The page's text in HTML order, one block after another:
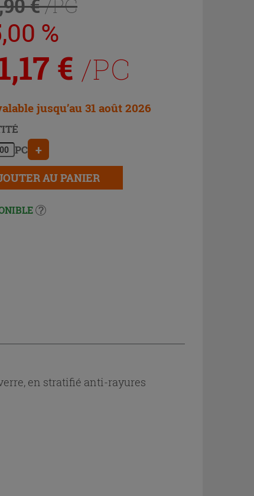
€/PC
%
€ /PC
jusqu’au 31 août 2026
PC +
AU PANIER
en stratifié anti-rayures